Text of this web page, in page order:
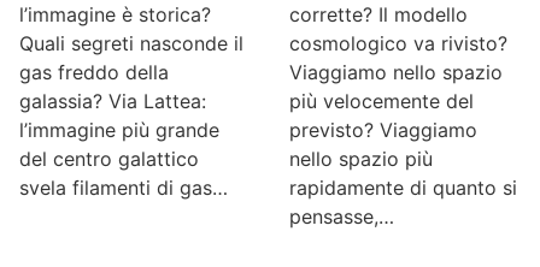
l’immagine è storica?
Quali segreti nasconde il
gas freddo della
galassia? Via Lattea:
l’immagine più grande
del centro galattico
svela filamenti di gas…
corrette? Il modello
cosmologico va rivisto?
Viaggiamo nello spazio
più velocemente del
previsto? Viaggiamo
nello spazio più
rapidamente di quanto si
pensasse,…